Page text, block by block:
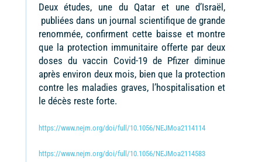
Deux études, une du Qatar et une d’Israël,
publiées dans un journal scientifique de grande
renommée, confirment cette baisse et montre
que la protection immunitaire offerte par deux
doses du vaccin Covid-19 de Pfizer diminue
après environ deux mois, bien que la protection
contre les maladies graves, l’hospitalisation et
le décès reste forte.
https://www.nejm.org/doi/full/10.1056/NEJMoa2114114
https://www.nejm.org/doi/full/10.1056/NEJMoa2114583